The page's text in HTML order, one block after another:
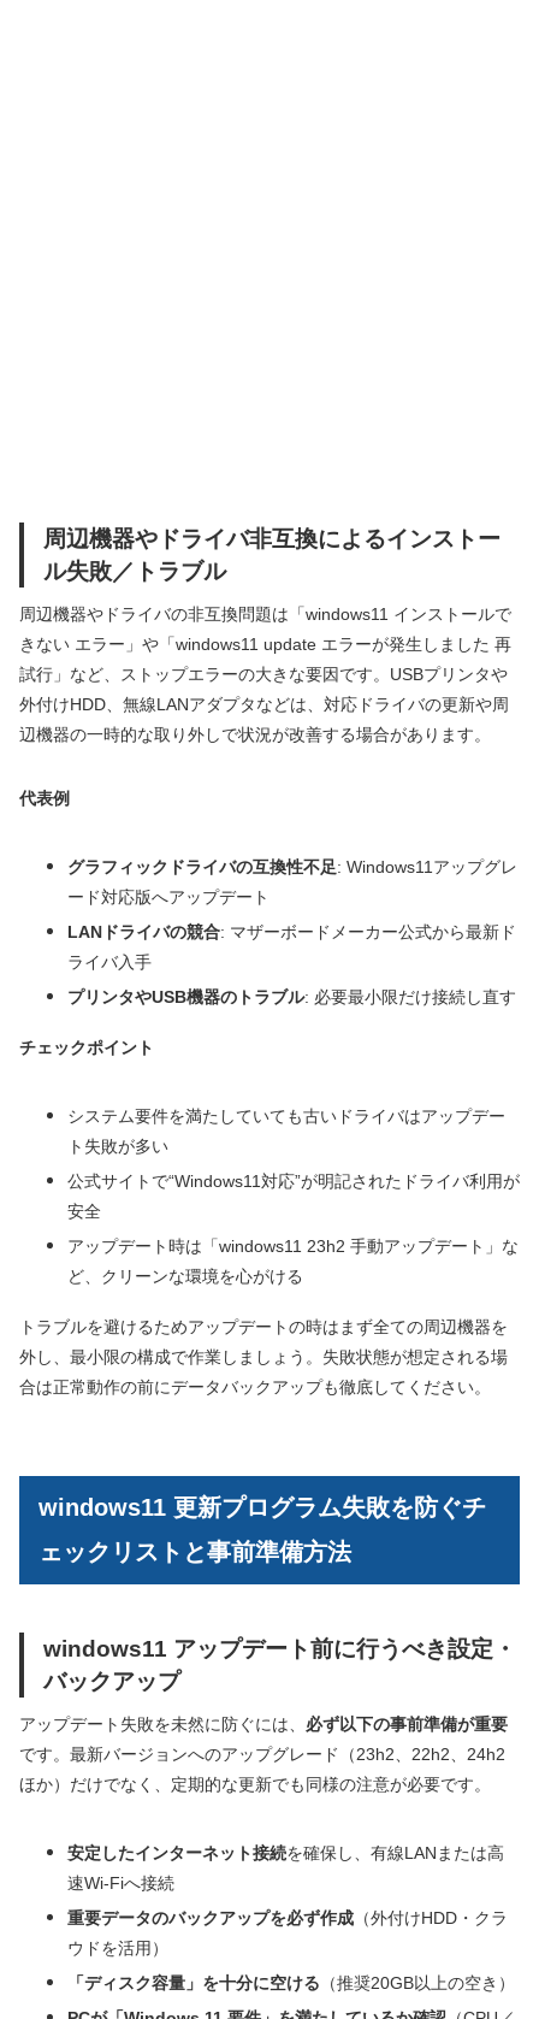
周辺機器やドライバ非互換によるインストー
ル失敗／トラブル
周辺機器やドライバの非互換問題は「windows11 インストールで
きない エラー」や「windows11 update エラーが発生しました 再
試行」など、ストップエラーの大きな要因です。USBプリンタや
外付けHDD、無線LANアダプタなどは、対応ドライバの更新や周
辺機器の一時的な取り外しで状況が改善する場合があります。
代表例
グラフィックドライバの互換性不足: Windows11アップグレ
ード対応版へアップデート
LANドライバの競合: マザーボードメーカー公式から最新ド
ライバ入手
プリンタやUSB機器のトラブル: 必要最小限だけ接続し直す
チェックポイント
システム要件を満たしていても古いドライバはアップデー
ト失敗が多い
公式サイトで“Windows11対応”が明記されたドライバ利用が
安全
アップデート時は「windows11 23h2 手動アップデート」な
ど、クリーンな環境を心がける
トラブルを避けるためアップデートの時はまず全ての周辺機器を
外し、最小限の構成で作業しましょう。失敗状態が想定される場
合は正常動作の前にデータバックアップも徹底してください。
windows11 更新プログラム失敗を防ぐチ
ェックリストと事前準備方法
windows11 アップデート前に行うべき設定・
バックアップ
アップデート失敗を未然に防ぐには、 必ず以下の事前準備が重要
です。最新バージョンへのアップグレード（23h2、22h2、24h2
ほか）だけでなく、定期的な更新でも同様の注意が必要です。
安定したインターネット接続を確保し、有線LANまたは高
速Wi-Fiへ接続
重要データのバックアップを必ず作成 （外付けHDD・クラ
ウドを活用）
「ディスク容量」を十分に空ける （推奨20GB以上の空き）